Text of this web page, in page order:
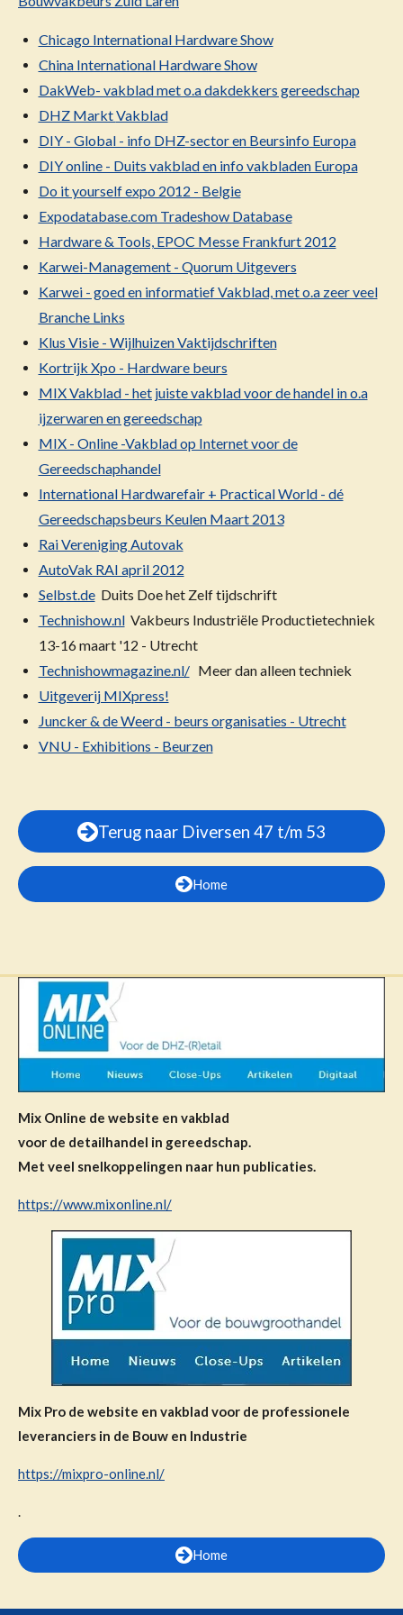
Chicago International Hardware Show
China International Hardware Show
DakWeb- vakblad met o.a dakdekkers gereedschap
DHZ MarktVakblad
DIY - Global - info DHZ-sector en Beursinfo Europa
DIY online - Duits vakblad en info vakbladen Europa
Do it yourself expo 2012 - Belgie
Expodatabase.com Tradeshow Database
Hardware & Tools, EPOC Messe Frankfurt 2012
Karwei-Management - Quorum Uitgevers
Karwei - goed en informatief Vakblad, met o.a zeer veel
Branche Links
Klus Visie - Wijlhuizen Vaktijdschriften
Kortrijk Xpo - Hardware beurs
MIX Vakblad - het juiste vakblad voor de handel in o.a
ijzerwaren en gereedschap
MIX - Online -Vakblad op Internet voor de
Gereedschaphandel
International Hardwarefair + Practical World - dé
Gereedschapsbeurs Keulen Maart 2013
Rai Vereniging Autovak
AutoVak RAI april 2012
Selbst.deDuits Doe het Zelf tijdschrift
Technishow.nlVakbeurs Industriële Productietechniek
13-16 maart '12 - Utrecht
Technishowmagazine.nl/Meer dan alleen techniek
Uitgeverij MIXpress!
Juncker & de Weerd - beurs organisaties - Utrecht
VNU - Exhibitions - Beurzen
Terug naar Diversen 47 t/m 53
Home
Mix Online de website en vakblad
voor de detailhandel in gereedschap.
Met veel snelkoppelingen naar hun publicaties.
https://www.mixonline.nl/
Mix Pro de website en vakblad voor de professionele
leveranciers in de Bouw en Industrie
https://mixpro-online.nl/
Home